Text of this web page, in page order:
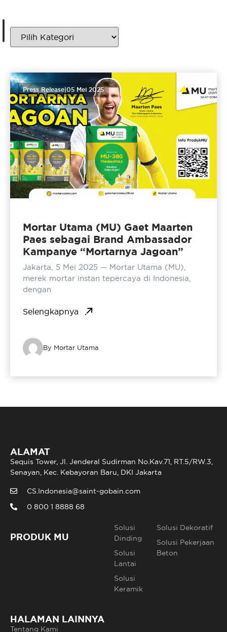
Press Release
Mortar Utama (MU) Gaet Maarten
Paes sebagai Brand Ambassador
Kampanye “Mortarnya Jagoan”
Jakarta, 5 Mei 2025 — Mortar Utama (MU),
merek mortar instan tepercaya di Indonesia,
dengan
Selengkapnya
By Mortar Utama
Press Release|05 Mei 2025
ALAMAT
Sequis Tower, Jl. Jenderal Sudirman No.Kav.71, RT.5/RW.3,
Senayan, Kec. Kebayoran Baru, DKI Jakarta
CS.Indonesia@saint-gobain.com
0 800 1 8888 68
PRODUK MU
Solusi
Dinding
Solusi
Lantai
Solusi
Keramik
Solusi Dekoratif
Solusi Pekerjaan
Beton
HALAMAN LAINNYA
Tentang Kami